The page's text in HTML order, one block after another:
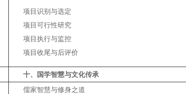
项目识别与选定
项目可行性研究
项目执行与监控
项目收尾与后评价
十、国学智慧与文化传承
儒家智慧与修身之道